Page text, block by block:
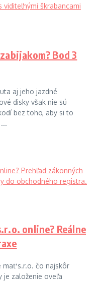
Bod 3
aj jeho jazdné
disky však nie sú
bez toho, aby si to
online? Reálne
mať s.r.o. čo najskôr
je založenie oveľa